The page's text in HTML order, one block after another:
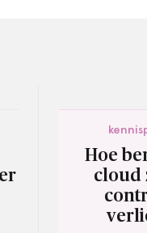
Hoe
cloud